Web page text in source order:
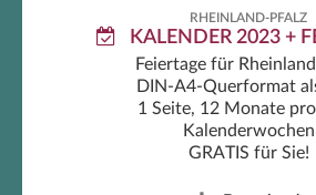
RHEINLAND-PFALZ
KALENDER 2023 +
Feiertage für
DIN-A4-Querformat
1 Seite, 12 Monate
Kalenderwochen
GRATIS für Sie!